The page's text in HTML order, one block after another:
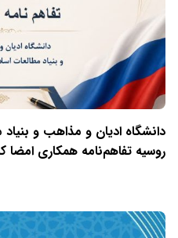
دانشگاه ادیان و مذاهب و
روسیه تفاهم‌نامه همکاری امضا